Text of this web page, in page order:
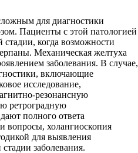
для диагностики
Пациенты с этой патологией
когда возможности
Механическая желтуха
заболевания. В случае,
включающие
исследование,
резонансную
ретроградную
полного ответа
вопросы, холангиоскопия
для выявления
заболевания.